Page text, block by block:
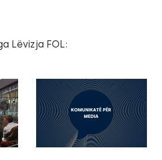
Lëvizja FOL: